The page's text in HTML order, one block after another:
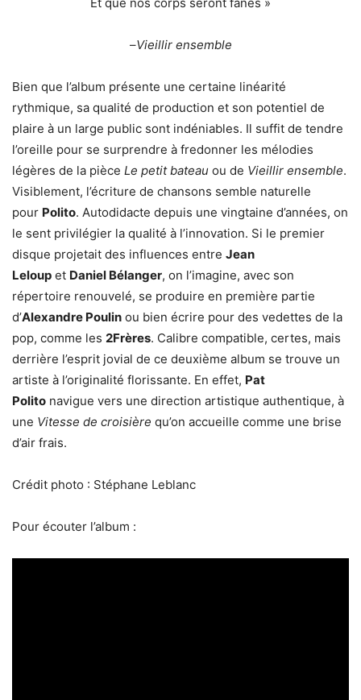
–Vieillir ensemble
Bien que l’album présente une certaine linéarité
rythmique, sa qualité de production et son potentiel de
plaire à un large public sont indéniables. Il suffit de tendre
l’oreille pour se surprendre à fredonner les mélodies
légères de la pièce Le petit bateau ou de Vieillir ensemble.
Visiblement, l’écriture de chansons semble naturelle
pour Polito. Autodidacte depuis une vingtaine d’années, on
le sent privilégier la qualité à l’innovation. Si le premier
disque projetait des influences entre Jean
Leloup et Daniel Bélanger, on l’imagine, avec son
répertoire renouvelé, se produire en première partie
d’Alexandre Poulin ou bien écrire pour des vedettes de la
pop, comme les 2Frères. Calibre compatible, certes, mais
derrière l’esprit jovial de ce deuxième album se trouve un
artiste à l’originalité florissante. En effet, Pat
Polito navigue vers une direction artistique authentique, à
une Vitesse de croisière qu’on accueille comme une brise
d’air frais.
Crédit photo : Stéphane Leblanc
Pour écouter l’album :